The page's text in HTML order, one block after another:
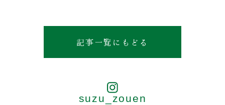
記事一覧にもどる
suzu_zouen